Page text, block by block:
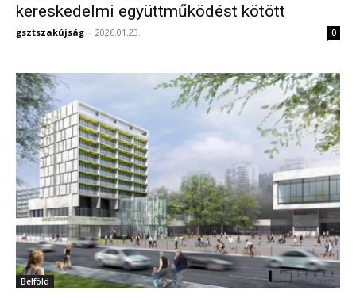
kereskedelmi együttműködést kötött
gsztszakújság - 2026.01.23. 0
Belföld